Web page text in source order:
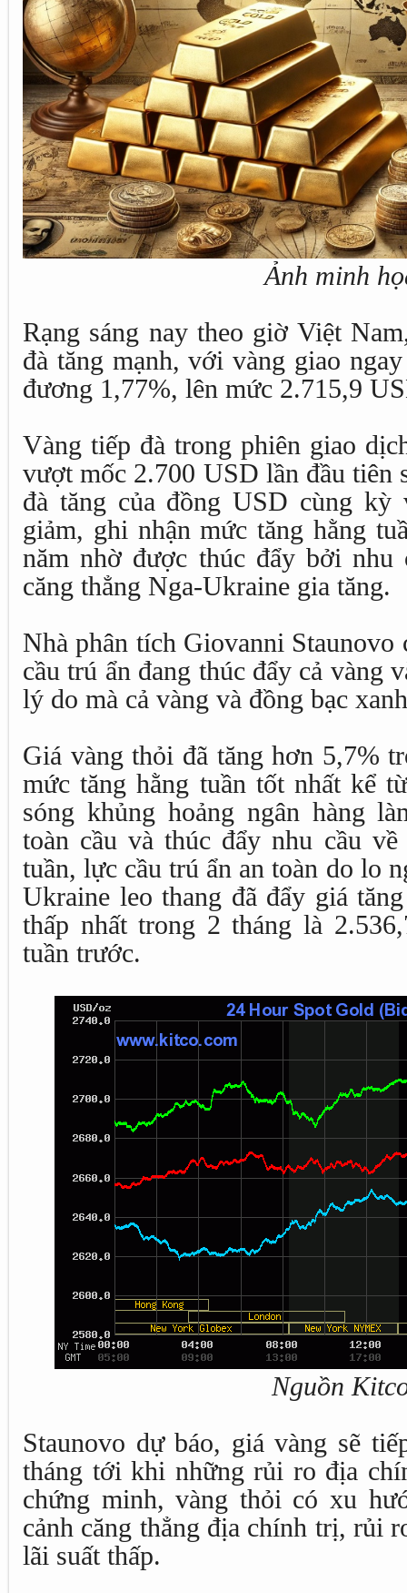
Ảnh minh
Rạng sáng nay theo giờ Việt
đà tăng mạnh, với vàng giao
đương 1,77%, lên mức 2.715,9
Vàng tiếp đà trong phiên giao
vượt mốc 2.700 USD lần đầu tiên
đà tăng của đồng USD cùng kỳ
giảm, ghi nhận mức tăng hằng
năm nhờ được thúc đẩy bởi nhu
căng thẳng Nga-Ukraine gia tăng.
Nhà phân tích Giovanni Staunovo
cầu trú ẩn đang thúc đẩy cả vàng
lý do mà cả vàng và đồng bạc
Giá vàng thỏi đã tăng hơn 5,7%
mức tăng hằng tuần tốt nhất kể
sóng khủng hoảng ngân hàng
toàn cầu và thúc đẩy nhu cầu
tuần, lực cầu trú ẩn an toàn do lo
Ukraine leo thang đã đẩy giá
thấp nhất trong 2 tháng là
tuần trước.
Nguồn
Staunovo dự báo, giá vàng sẽ
tháng tới khi những rủi ro địa
chứng minh, vàng thỏi có xu
cảnh căng thẳng địa chính trị, rủi
lãi suất thấp.